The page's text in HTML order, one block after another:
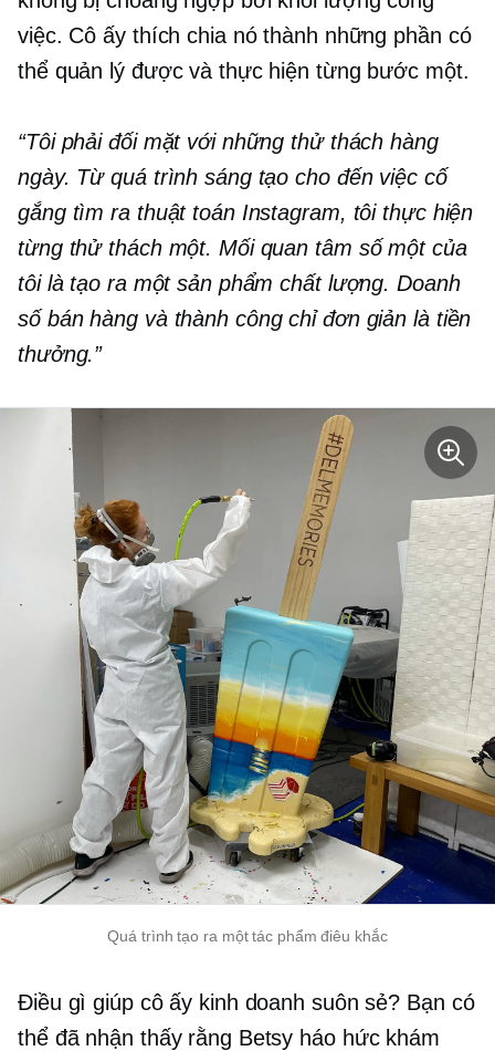
việc. Cô ấy thích chia nó thành những phần có
thể quản lý được và thực hiện từng bước một.
“Tôi phải đối mặt với những thử thách hàng
ngày. Từ quá trình sáng tạo cho đến việc cố
gắng tìm ra thuật toán Instagram, tôi thực hiện
từng thử thách một. Mối quan tâm số một của
tôi là tạo ra một sản phẩm chất lượng. Doanh
số bán hàng và thành công chỉ đơn giản là tiền
thưởng.”
Quá trình tạo ra một tác phẩm điêu khắc
Điều gì giúp cô ấy kinh doanh suôn sẻ? Bạn có
thể đã nhận thấy rằng Betsy háo hức khám